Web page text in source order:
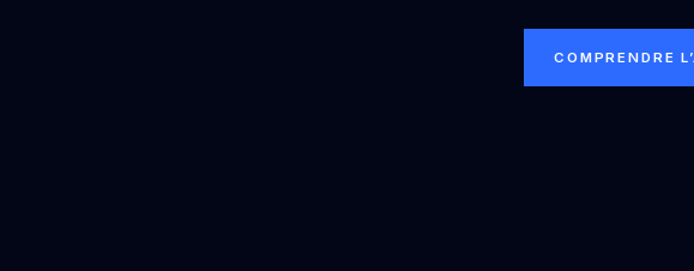
COMPRENDRE